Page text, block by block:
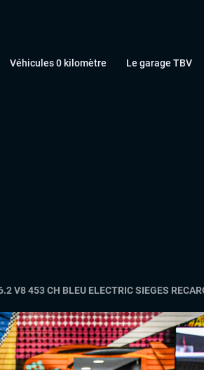
Véhicules 0 kilomètre Le garage TBV
V8 453 CH BLEU ELECTRIC SIEGES